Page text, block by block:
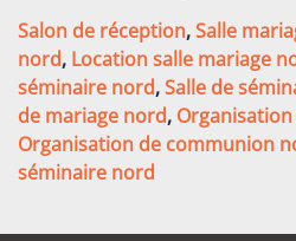
Salon de réception,Salle
nord, Location salle mariage
séminaire nord,Salle de
de mariage nord,
Organisation de communion
séminaire nord